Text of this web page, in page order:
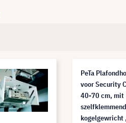
PeTa
voor Security
40-70 cm, mit
szelfklemmend
kogelgewricht